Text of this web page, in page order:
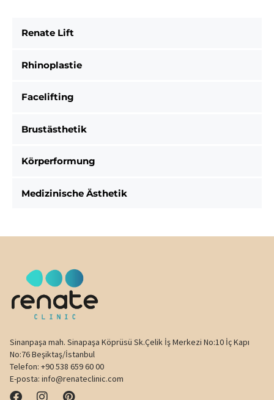
Renate Lift
Rhinoplastie
Facelifting
Brustästhetik
Körperformung
Medizinische Ästhetik
Sinanpaşa mah. Sinapaşa Köprüsü Sk.Çelik İş Merkezi No:10 İç Kapı
No:76 Beşiktaş/İstanbul
Telefon: +90 538 659 60 00
E-posta: info@renateclinic.com